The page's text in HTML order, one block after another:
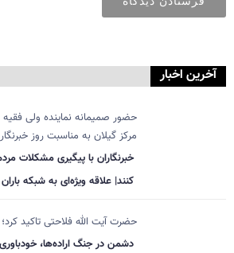
آخرین اخبار
حضور صمیمانه نماینده ولی
مرکز گیلان به مناسبت روز
خبرنگاران با پیگیری مشکلات
کنند| علاقه ویژه‌ای به شبکه
حضرت آیت الله فلاحتی تاکید کرد؛
دشمن در جنگ اراده‌ها،